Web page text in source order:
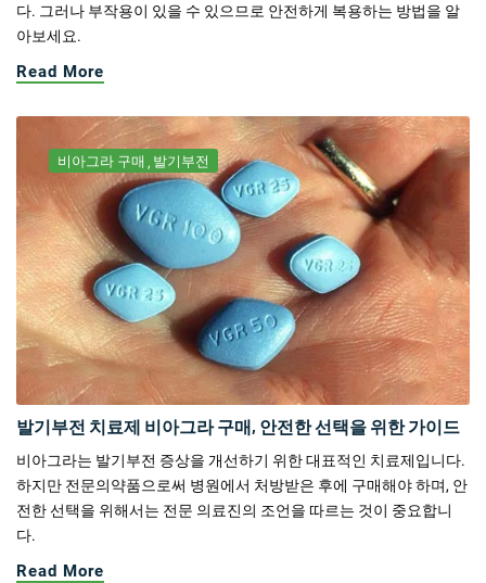
다. 그러나 부작용이 있을 수 있으므로 안전하게 복용하는 방법을 알
아보세요.
Read More
비아그라 구매 발기부전
발기부전 치료제 비아그라 구매, 안전한 선택을 위한 가이드
비아그라는 발기부전 증상을 개선하기 위한 대표적인 치료제입니다.
하지만 전문의약품으로써 병원에서 처방받은 후에 구매해야 하며, 안
전한 선택을 위해서는 전문 의료진의 조언을 따르는 것이 중요합니
다.
Read More